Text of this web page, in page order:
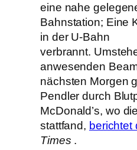
eine nahe
Bahnstation; Eine
in der U-Bahn
verbrannt.
anwesenden
nächsten Morgen
Pendler durch
McDonald’s, wo
stattfand, berichtet
Times .